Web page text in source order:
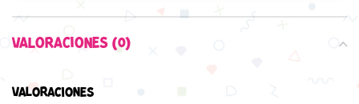
VALORACIONES (0)
VALORACIONES